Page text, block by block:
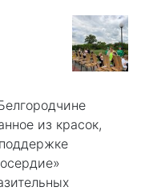
из красок,